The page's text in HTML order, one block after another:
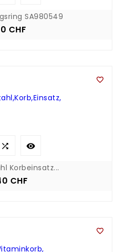
SA980549
Preis
CHF

 
Korbeinsatz...
Preis
CHF
